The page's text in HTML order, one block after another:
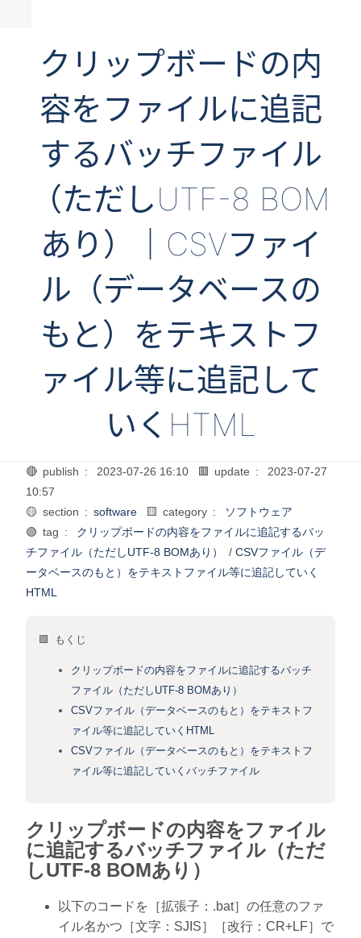
クリップボードの内
容をファイルに追記
するバッチファイル
（ただしUTF-8 BOM
あり）｜CSVファイ
ル（データベースの
もと）をテキストフ
ァイル等に追記して
いくHTML
🔴 publish : 2023-07-26 16:10 🟥 update :
2023-07-27
10:57
🟡 section : software 🟨 category :
ソフトウェア
🟢 tag :
クリップボードの内容をファイルに追記するバッ
チファイル（ただしUTF-8 BOMあり）
/ CSVファイル（デ
ータベースのもと）をテキストファイル等に追記していく
HTML
🟩 もくじ
クリップボードの内容をファイルに追記するバッチ
ファイル（ただしUTF-8 BOMあり）
CSVファイル（データベースのもと）をテキストフ
ァイル等に追記していくHTML
CSVファイル（データベースのもと）をテキストフ
ァイル等に追記していくバッチファイル
クリップボードの内容をファイル
に追記するバッチファイル（ただ
しUTF-8 BOMあり）
以下のコードを［拡張子：.bat］の任意のファ
イル名かつ［文字：SJIS］［改行：CR+LF］で